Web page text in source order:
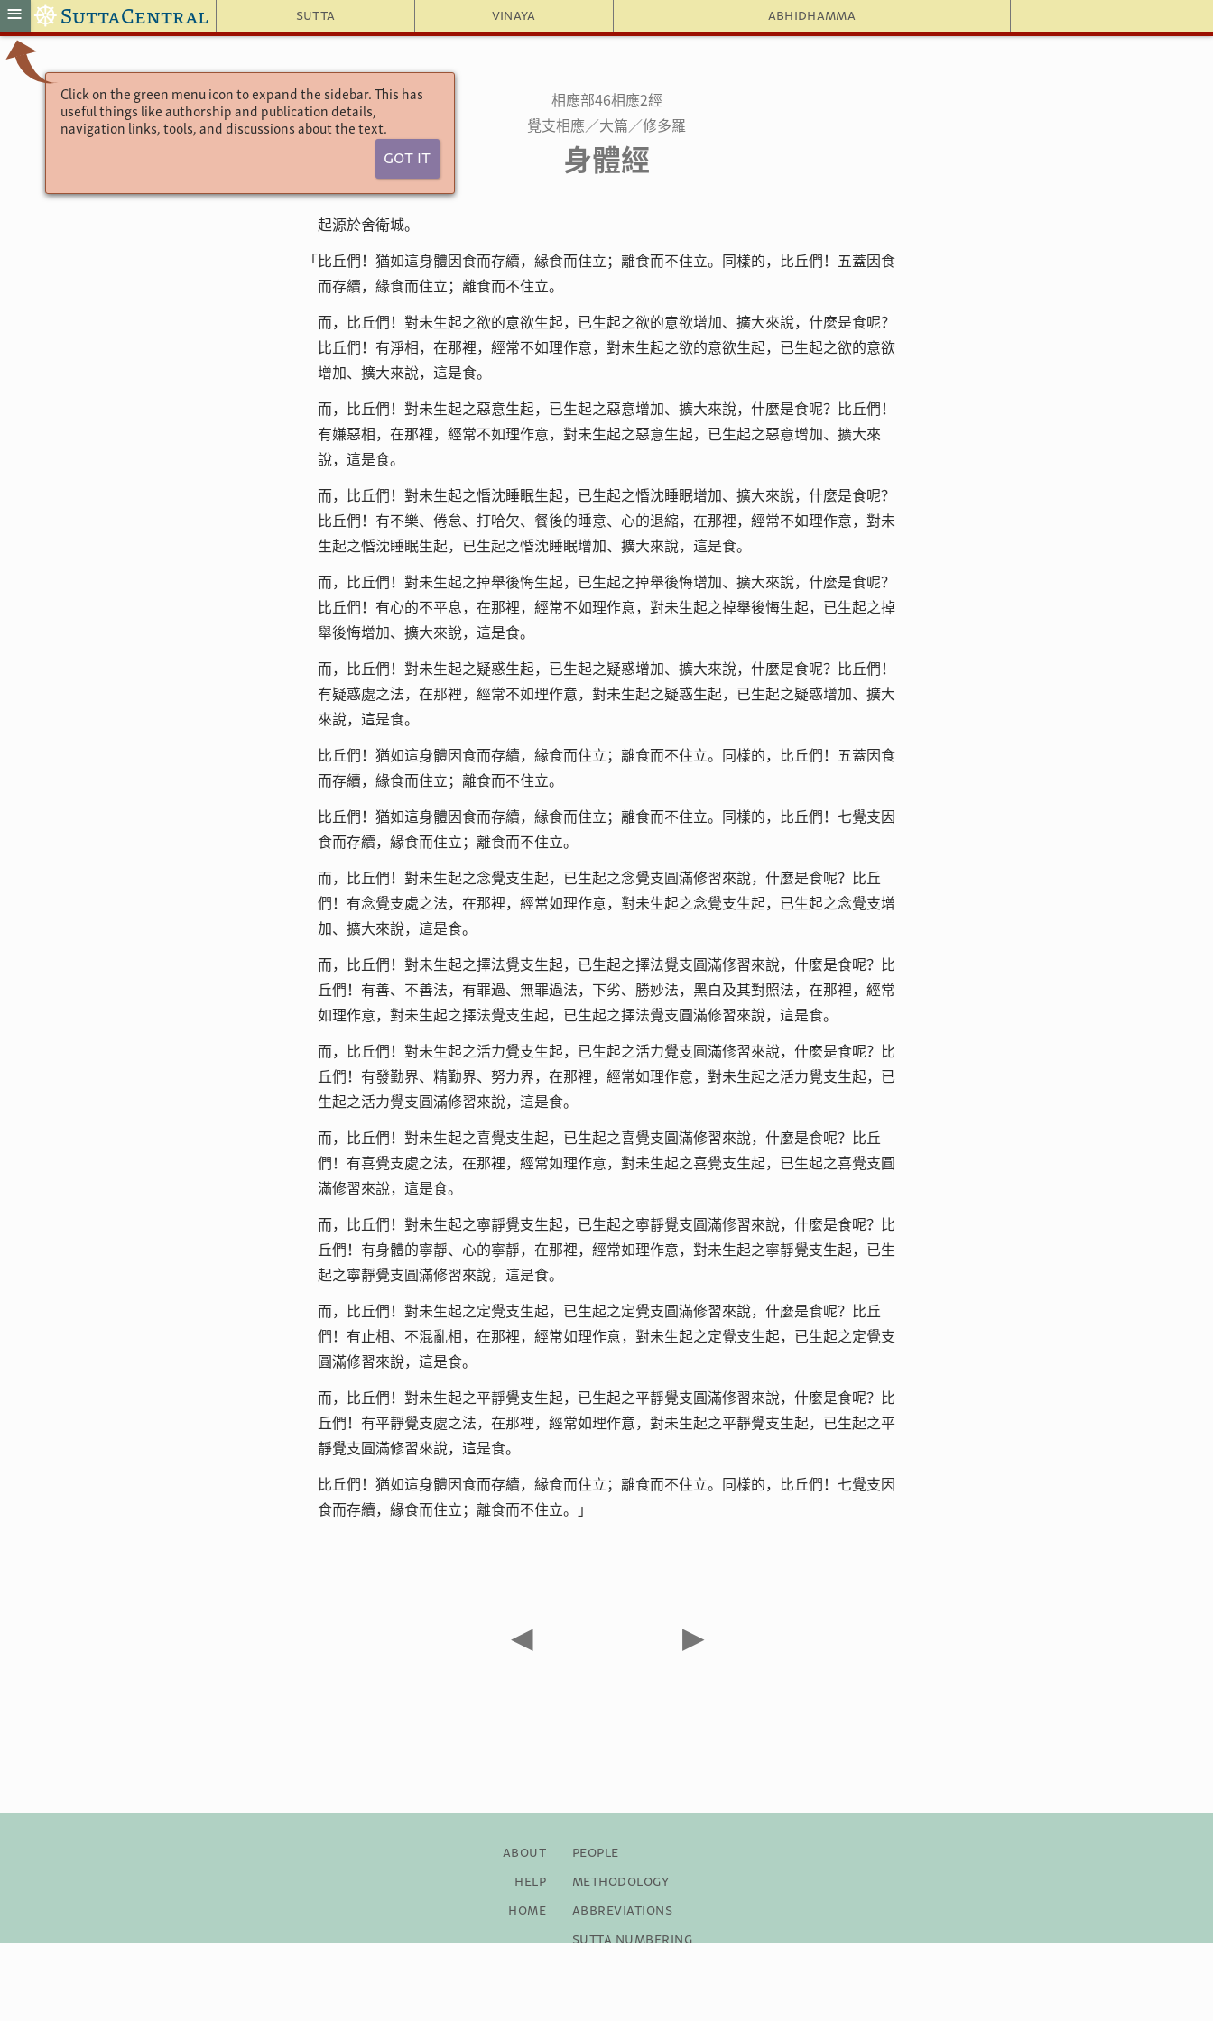
Sutta Vinaya Abhidhamma
≡ ☸ SuttaCentral
Click on the green menu icon to expand the sidebar. This has
useful things like authorship and publication details,
navigation links, tools, and discussions about the text.
Got It
相應部46相應2經
覺支相應／大篇／修多羅
身體經
起源於舍衛城。
「比丘們！猶如這身體因食而存續，緣食而住立；離食而不住立。同樣的，比丘們！五蓋因食
而存續，緣食而住立；離食而不住立。
而，比丘們！對未生起之欲的意欲生起，已生起之欲的意欲增加、擴大來說，什麼是食呢？
比丘們！有淨相，在那裡，經常不如理作意，對未生起之欲的意欲生起，已生起之欲的意欲
增加、擴大來說，這是食。
而，比丘們！對未生起之惡意生起，已生起之惡意增加、擴大來說，什麼是食呢？比丘們！
有嫌惡相，在那裡，經常不如理作意，對未生起之惡意生起，已生起之惡意增加、擴大來
說，這是食。
而，比丘們！對未生起之惛沈睡眠生起，已生起之惛沈睡眠增加、擴大來說，什麼是食呢？
比丘們！有不樂、倦怠、打哈欠、餐後的睡意、心的退縮，在那裡，經常不如理作意，對未
生起之惛沈睡眠生起，已生起之惛沈睡眠增加、擴大來說，這是食。
而，比丘們！對未生起之掉舉後悔生起，已生起之掉舉後悔增加、擴大來說，什麼是食呢？
比丘們！有心的不平息，在那裡，經常不如理作意，對未生起之掉舉後悔生起，已生起之掉
舉後悔增加、擴大來說，這是食。
而，比丘們！對未生起之疑惑生起，已生起之疑惑增加、擴大來說，什麼是食呢？比丘們！
有疑惑處之法，在那裡，經常不如理作意，對未生起之疑惑生起，已生起之疑惑增加、擴大
來說，這是食。
比丘們！猶如這身體因食而存續，緣食而住立；離食而不住立。同樣的，比丘們！五蓋因食
而存續，緣食而住立；離食而不住立。
比丘們！猶如這身體因食而存續，緣食而住立；離食而不住立。同樣的，比丘們！七覺支因
食而存續，緣食而住立；離食而不住立。
而，比丘們！對未生起之念覺支生起，已生起之念覺支圓滿修習來說，什麼是食呢？比丘
們！有念覺支處之法，在那裡，經常如理作意，對未生起之念覺支生起，已生起之念覺支增
加、擴大來說，這是食。
而，比丘們！對未生起之擇法覺支生起，已生起之擇法覺支圓滿修習來說，什麼是食呢？比
丘們！有善、不善法，有罪過、無罪過法，下劣、勝妙法，黑白及其對照法，在那裡，經常
如理作意，對未生起之擇法覺支生起，已生起之擇法覺支圓滿修習來說，這是食。
而，比丘們！對未生起之活力覺支生起，已生起之活力覺支圓滿修習來說，什麼是食呢？比
丘們！有發勤界、精勤界、努力界，在那裡，經常如理作意，對未生起之活力覺支生起，已
生起之活力覺支圓滿修習來說，這是食。
而，比丘們！對未生起之喜覺支生起，已生起之喜覺支圓滿修習來說，什麼是食呢？比丘
們！有喜覺支處之法，在那裡，經常如理作意，對未生起之喜覺支生起，已生起之喜覺支圓
滿修習來說，這是食。
而，比丘們！對未生起之寧靜覺支生起，已生起之寧靜覺支圓滿修習來說，什麼是食呢？比
丘們！有身體的寧靜、心的寧靜，在那裡，經常如理作意，對未生起之寧靜覺支生起，已生
起之寧靜覺支圓滿修習來說，這是食。
而，比丘們！對未生起之定覺支生起，已生起之定覺支圓滿修習來說，什麼是食呢？比丘
們！有止相、不混亂相，在那裡，經常如理作意，對未生起之定覺支生起，已生起之定覺支
圓滿修習來說，這是食。
而，比丘們！對未生起之平靜覺支生起，已生起之平靜覺支圓滿修習來說，什麼是食呢？比
丘們！有平靜覺支處之法，在那裡，經常如理作意，對未生起之平靜覺支生起，已生起之平
靜覺支圓滿修習來說，這是食。
比丘們！猶如這身體因食而存續，緣食而住立；離食而不住立。同樣的，比丘們！七覺支因
食而存續，緣食而住立；離食而不住立。」
◀ ▶
About
Help
Home
People
Methodology
Abbreviations
Sutta Numbering